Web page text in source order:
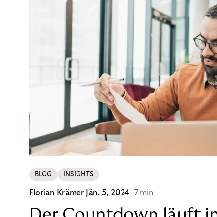
BLOG INSIGHTS
Florian Krämer Jän. 5, 2024 7 min